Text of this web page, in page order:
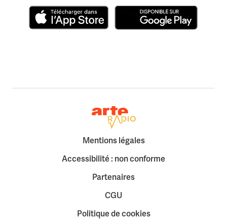
Retour à la page d'accueil
Mentions légales
Accessibilité : non conforme
Partenaires
CGU
Politique de cookies